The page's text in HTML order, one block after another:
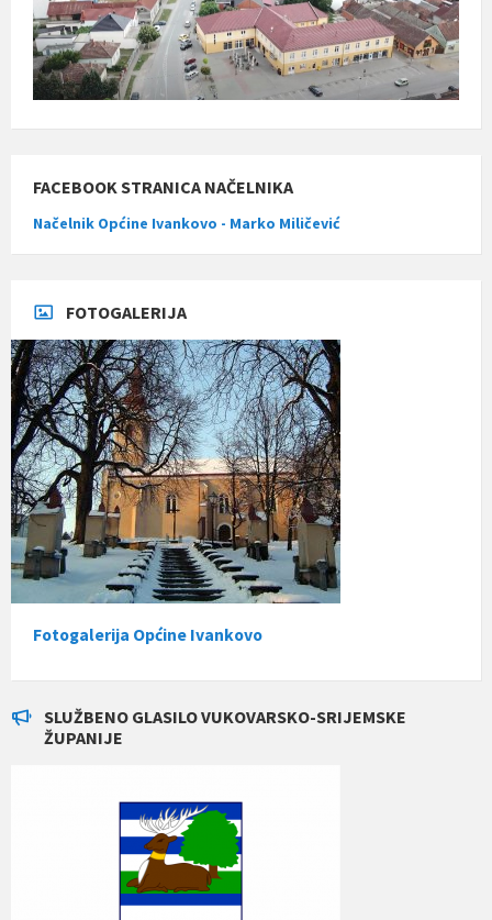
FACEBOOK STRANICA NAČELNIKA
Načelnik Općine Ivankovo - Marko Miličević
FOTOGALERIJA
Fotogalerija Općine Ivankovo
SLUŽBENO GLASILO VUKOVARSKO-SRIJEMSKE
ŽUPANIJE